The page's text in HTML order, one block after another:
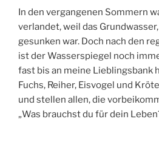
In den vergangenen Sommern
verlandet, weil das
gesunken war. Doch nach den
ist der Wasserspiegel noch
fast bis an meine Lieblingsbank
Fuchs, Reiher, Eisvogel und
und stellen allen, die
„Was brauchst du für dein